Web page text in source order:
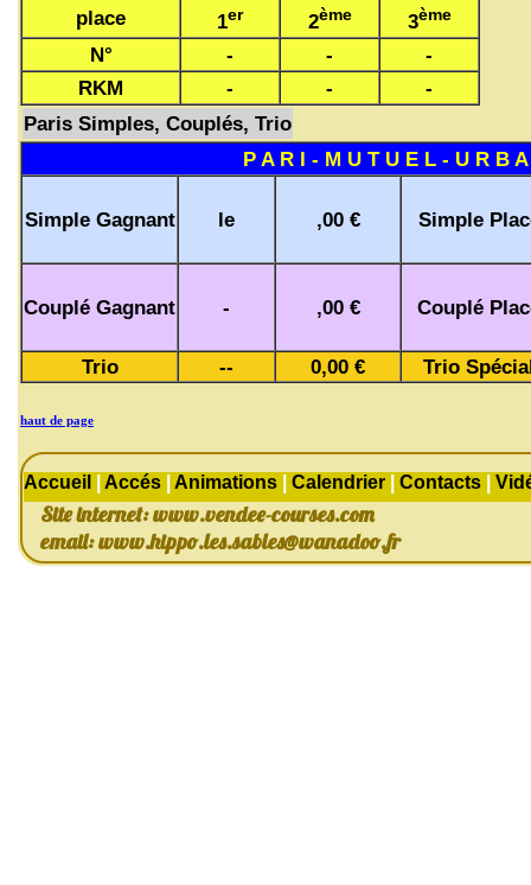
place 1er 2ème 3ème
N° - -
-
RKM
- -
-
Paris Simples, Couplés, Trio
P A R I - M U T U E L - U R B
Simple Gagnant le ,00 € Simple
Couplé Gagnant - ,00 € Couplé
Trio -- 0,00 € Trio
haut de page
Accueil Accés Animations Calendrier Contacts
Site internet: www.vendee-courses.com
email:www.hippo.les.sables@wanadoo.fr